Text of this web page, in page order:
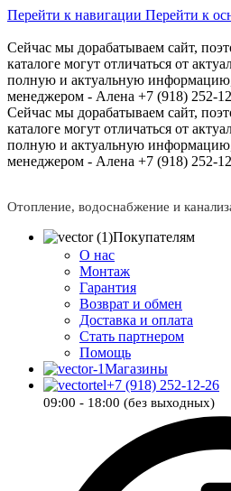
Перейти к навигации Перейти к
Сейчас мы дорабатываем сайт,
каталоге могут отличаться от
полную и актуальную
менеджером - Алена +7 (918) 252-
Сейчас мы дорабатываем сайт,
каталоге могут отличаться от
полную и актуальную
менеджером - Алена +7 (918) 252-
Отопление, водоснабжение и
Покупателям
О нас
Монтаж
Гарантия
Возврат и обмен
Доставка и оплата
Стать партнером
Помощь
Магазины
+7 (918) 252-12-26
09:00 - 18:00 (без выходных)